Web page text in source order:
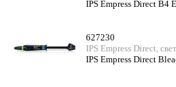
IPS Empress Direct B4
627230
IPS Empress Direct,
IPS Empress Direct